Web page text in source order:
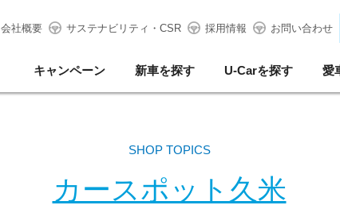
会社概要 サステナビリティ・CSR 採用情報 お問い合わせ
キャンペーン 新車を探す U-Carを探す 愛
SHOP TOPICS
カースポット久米